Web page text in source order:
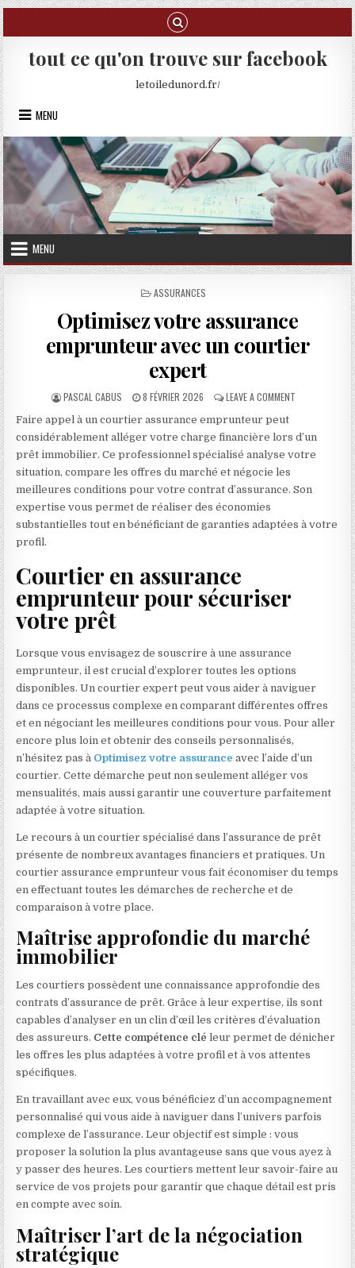
Skip to content
tout ce qu'on trouve sur facebook
letoiledunord.fr/
MENU
MENU
POSTED IN
ASSURANCES
Optimisez votre assurance
emprunteur avec un courtier
expert
AUTHOR:
PASCAL CABUS PUBLISHED DATE:
8 FÉVRIER 2026 LEAVE A COMMENT ON
Faire appel à un courtier assurance emprunteur peut
considérablement alléger votre charge financière lors d’un
prêt immobilier. Ce professionnel spécialisé analyse votre
situation, compare les offres du marché et négocie les
meilleures conditions pour votre contrat d’assurance. Son
expertise vous permet de réaliser des économies
substantielles tout en bénéficiant de garanties adaptées à votre
profil.
Courtier en assurance
emprunteur pour sécuriser
votre prêt
Lorsque vous envisagez de souscrire à une assurance
emprunteur, il est crucial d’explorer toutes les options
disponibles. Un courtier expert peut vous aider à naviguer
dans ce processus complexe en comparant différentes offres
et en négociant les meilleures conditions pour vous. Pour aller
encore plus loin et obtenir des conseils personnalisés,
n’hésitez pas à Optimisez votre assurance avec l’aide d’un
courtier. Cette démarche peut non seulement alléger vos
mensualités, mais aussi garantir une couverture parfaitement
adaptée à votre situation.
Le recours à un courtier spécialisé dans l’assurance de prêt
présente de nombreux avantages financiers et pratiques. Un
courtier assurance emprunteur vous fait économiser du temps
en effectuant toutes les démarches de recherche et de
comparaison à votre place.
Maîtrise approfondie du marché
immobilier
Les courtiers possèdent une connaissance approfondie des
contrats d’assurance de prêt. Grâce à leur expertise, ils sont
capables d’analyser en un clin d’œil les critères d’évaluation
des assureurs. Cette compétence clé leur permet de dénicher
les offres les plus adaptées à votre profil et à vos attentes
spécifiques.
En travaillant avec eux, vous bénéficiez d’un accompagnement
personnalisé qui vous aide à naviguer dans l’univers parfois
complexe de l’assurance. Leur objectif est simple : vous
proposer la solution la plus avantageuse sans que vous ayez à
y passer des heures. Les courtiers mettent leur savoir-faire au
service de vos projets pour garantir que chaque détail est pris
en compte avec soin.
Maîtriser l’art de la négociation
stratégique